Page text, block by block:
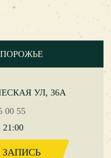
УЛ, 36А
00 55
21:00